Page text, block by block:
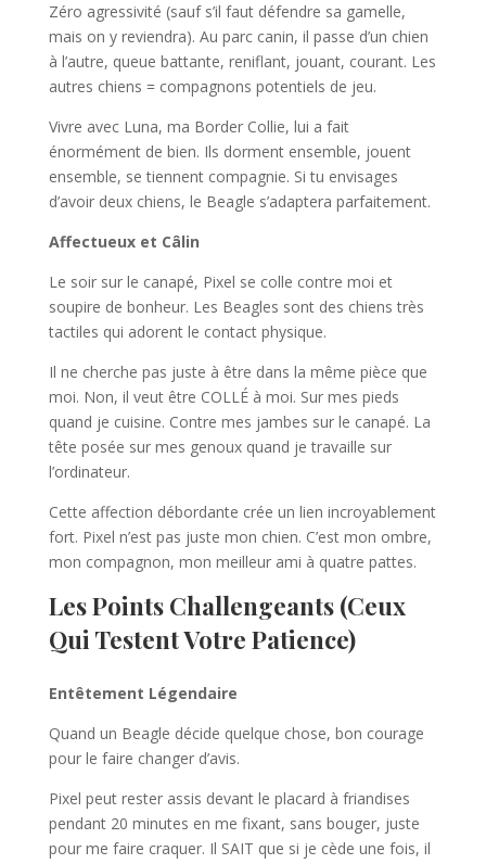
Zéro agressivité (sauf s’il faut défendre sa gamelle,
mais on y reviendra). Au parc canin, il passe d’un chien
à l’autre, queue battante, reniflant, jouant, courant. Les
autres chiens = compagnons potentiels de jeu.
Vivre avec Luna, ma Border Collie, lui a fait
énormément de bien. Ils dorment ensemble, jouent
ensemble, se tiennent compagnie. Si tu envisages
d’avoir deux chiens, le Beagle s’adaptera parfaitement.
Affectueux et Câlin
Le soir sur le canapé, Pixel se colle contre moi et
soupire de bonheur. Les Beagles sont des chiens très
tactiles qui adorent le contact physique.
Il ne cherche pas juste à être dans la même pièce que
moi. Non, il veut être COLLÉ à moi. Sur mes pieds
quand je cuisine. Contre mes jambes sur le canapé. La
tête posée sur mes genoux quand je travaille sur
l’ordinateur.
Cette affection débordante crée un lien incroyablement
fort. Pixel n’est pas juste mon chien. C’est mon ombre,
mon compagnon, mon meilleur ami à quatre pattes.
Les Points Challengeants (Ceux
Qui Testent Votre Patience)
Entêtement Légendaire
Quand un Beagle décide quelque chose, bon courage
pour le faire changer d’avis.
Pixel peut rester assis devant le placard à friandises
pendant 20 minutes en me fixant, sans bouger, juste
pour me faire craquer. Il SAIT que si je cède une fois, il